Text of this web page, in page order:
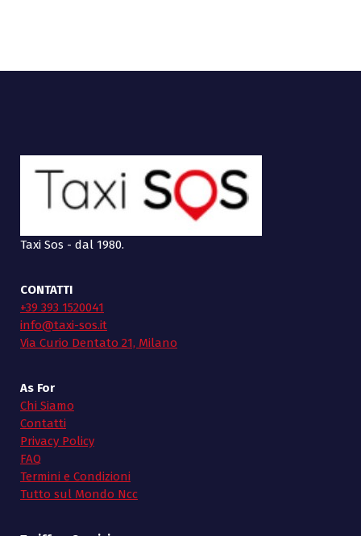
Taxi Sos - dal 1980.
CONTATTI
+39 393 1520041
info@taxi-sos.it
Via Curio Dentato 21, Milano
As For
Chi Siamo
Contatti
Privacy Policy
FAQ
Termini e Condizioni
Tutto sul Mondo Ncc